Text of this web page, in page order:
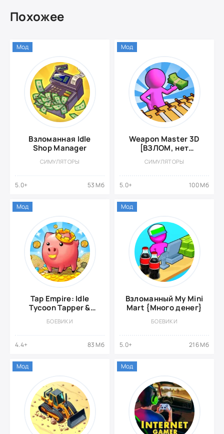
Похожее
Взломанная Idle
Shop Manager
СИМУЛЯТОРЫ
5.0+ 53 Мб
Мод
Weapon Master 3D
[ВЗЛОМ, нет
СИМУЛЯТОРЫ
5.0+ 100 Мб
Мод
Tap Empire: Idle
Tycoon Tapper &
{ВЗЛОМ:
БОЕВИКИ
4.4+ 83 Мб
Мод
Взломанный My Mini
Mart {Много денег}
БОЕВИКИ
5.0+ 216 Мб
Мод
Мод Мод